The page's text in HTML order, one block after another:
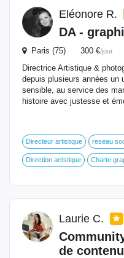
Eléonore R.
DA -
Paris (75) 300 €/jour
Directrice Artistique &
depuis plusieurs années un
sensible, au service des
histoire avec justesse et
Directeur artistique reseau
Direction artistique Charte
Laurie C.
de